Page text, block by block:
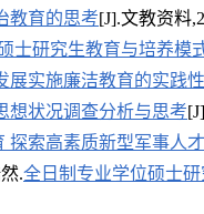
教育的思考[J].文教资料
士研究生教育与培养模
展实施廉洁教育的实践
想状况调查分析与思考
探索高素质新型军事人
.全日制专业学位硕士